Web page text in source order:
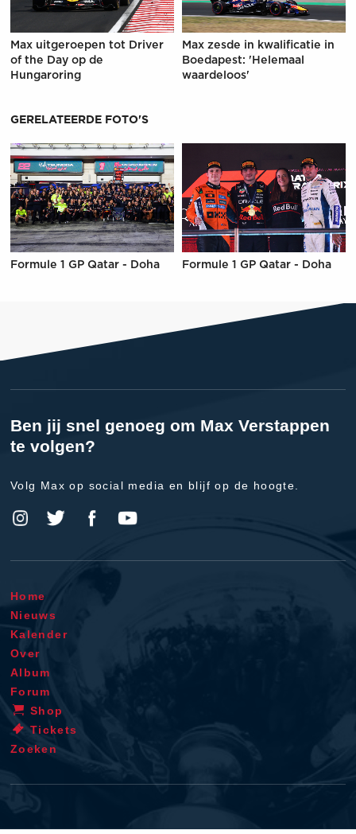
Max uitgeroepen tot Driver
of the Day op de
Hungaroring
Max zesde in kwalificatie in
Boedapest: 'Helemaal
waardeloos'
GERELATEERDE FOTO'S
Formule 1 GP Qatar - Doha Formule 1 GP Qatar - Doha
Ben jij snel genoeg om Max Verstappen
te volgen?
Volg Max op social media en blijf op de hoogte.
Home
Nieuws
Kalender
Over
Album
Forum
Shop
Tickets
Zoeken